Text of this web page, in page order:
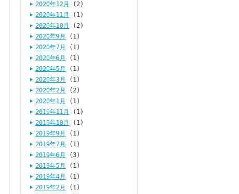
2020年12月
(2)
2020年11月
(1)
2020年10月
(2)
2020年9月
(1)
2020年7月
(1)
2020年6月
(1)
2020年5月
(1)
2020年3月
(1)
2020年2月
(2)
2020年1月
(1)
2019年11月
(1)
2019年10月
(1)
2019年9月
(1)
2019年7月
(1)
2019年6月
(3)
2019年5月
(1)
2019年4月
(1)
2019年2月
(1)